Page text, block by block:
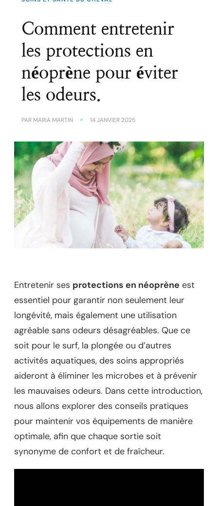
Comment entretenir
les protections en
néoprène pour éviter
les odeurs.
PAR MARIA MARTIN 14 JANVIER 2025
Entretenir ses protections en néoprène est
essentiel pour garantir non seulement leur
longévité, mais également une utilisation
agréable sans odeurs désagréables. Que ce
soit pour le surf, la plongée ou d’autres
activités aquatiques, des soins appropriés
aideront à éliminer les microbes et à prévenir
les mauvaises odeurs. Dans cette introduction,
nous allons explorer des conseils pratiques
pour maintenir vos équipements de manière
optimale, afin que chaque sortie soit
synonyme de confort et de fraîcheur.